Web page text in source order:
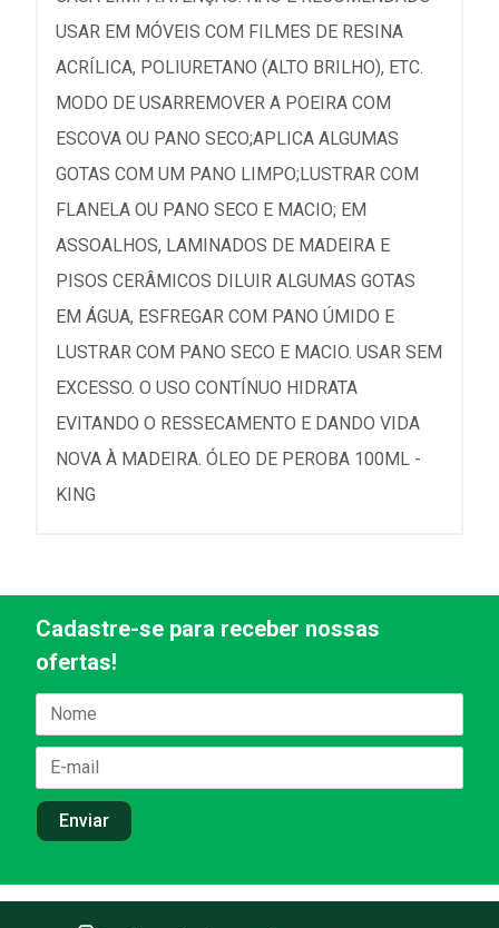
USAR EM MÓVEIS COM FILMES DE RESINA
ACRÍLICA, POLIURETANO (ALTO BRILHO), ETC.
MODO DE USARREMOVER A POEIRA COM
ESCOVA OU PANO SECO;APLICA ALGUMAS
GOTAS COM UM PANO LIMPO;LUSTRAR COM
FLANELA OU PANO SECO E MACIO; EM
ASSOALHOS, LAMINADOS DE MADEIRA E
PISOS CERÂMICOS DILUIR ALGUMAS GOTAS
EM ÁGUA, ESFREGAR COM PANO ÚMIDO E
LUSTRAR COM PANO SECO E MACIO. USAR SEM
EXCESSO. O USO CONTÍNUO HIDRATA
EVITANDO O RESSECAMENTO E DANDO VIDA
NOVA À MADEIRA. ÓLEO DE PEROBA 100ML -
KING
Cadastre-se para receber nossas
ofertas!